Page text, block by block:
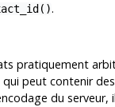
.
pratiquement
peut contenir
du serveur,